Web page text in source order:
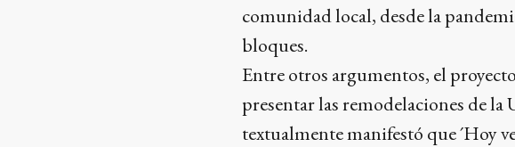
comunidad local, desde la
bloques.
Entre otros argumentos, el
presentar las remodelaciones de
textualmente manifestó que ´Hoy